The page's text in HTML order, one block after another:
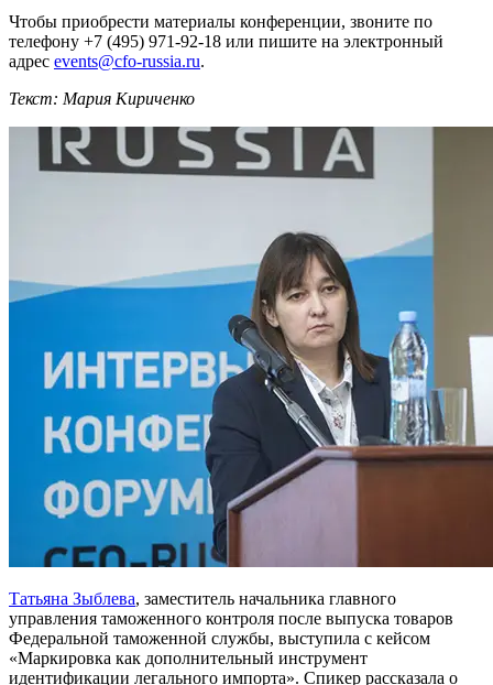
Чтобы приобрести материалы конференции, звоните по
телефону +7 (495) 971-92-18 или пишите на электронный
адрес events@cfo-russia.ru.
Текст: Мария Кириченко
Татьяна Зыблева, заместитель начальника главного
управления таможенного контроля после выпуска товаров
Федеральной таможенной службы, выступила с кейсом
«Маркировка как дополнительный инструмент
идентификации легального импорта». Спикер рассказала о